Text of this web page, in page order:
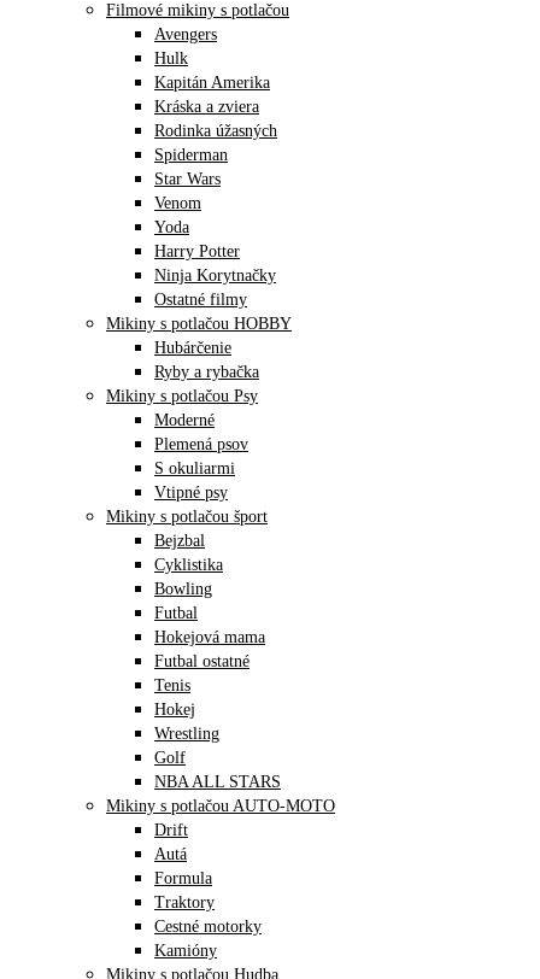
Filmové mikiny s potlačou
Avengers
Hulk
Kapitán Amerika
Kráska a zviera
Rodinka úžasných
Spiderman
Star Wars
Venom
Yoda
Harry Potter
Ninja Korytnačky
Ostatné filmy
Mikiny s potlačou HOBBY
Hubárčenie
Ryby a rybačka
Mikiny s potlačou Psy
Moderné
Plemená psov
S okuliarmi
Vtipné psy
Mikiny s potlačou šport
Bejzbal
Cyklistika
Bowling
Futbal
Hokejová mama
Futbal ostatné
Tenis
Hokej
Wrestling
Golf
NBA ALL STARS
Mikiny s potlačou AUTO-MOTO
Drift
Autá
Formula
Traktory
Cestné motorky
Kamióny
Mikiny s potlačou Hudba